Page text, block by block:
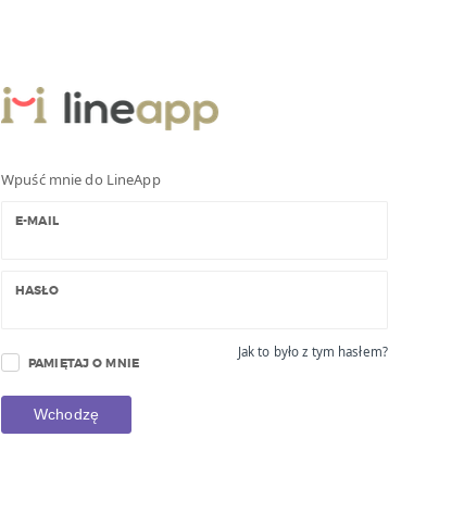
Wpuść mnie do LineApp
E-MAIL
HASŁO
PAMIĘTAJ O MNIE
Jak to było z tym hasłem?